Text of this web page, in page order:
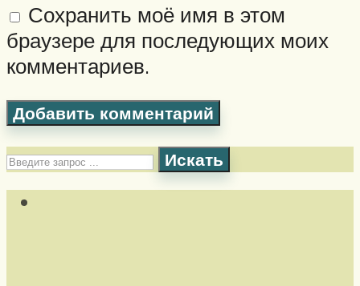
Сохранить моё имя в этом
браузере для последующих моих
комментариев.
Искать